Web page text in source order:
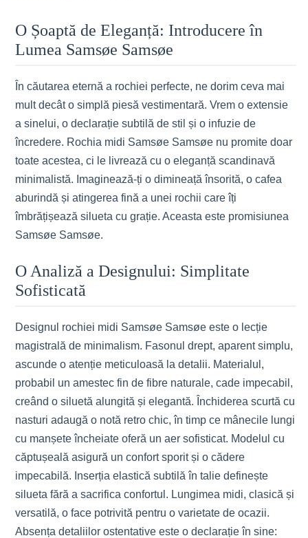
O Șoaptă de Eleganță: Introducere în
Lumea Samsøe Samsøe
În căutarea eternă a rochiei perfecte, ne dorim ceva mai
mult decât o simplă piesă vestimentară. Vrem o extensie
a sinelui, o declarație subtilă de stil și o infuzie de
încredere. Rochia midi Samsøe Samsøe nu promite doar
toate acestea, ci le livrează cu o eleganță scandinavă
minimalistă. Imaginează-ți o dimineață însorită, o cafea
aburindă și atingerea fină a unei rochii care îți
îmbrățișează silueta cu grație. Aceasta este promisiunea
Samsøe Samsøe.
O Analiză a Designului: Simplitate
Sofisticată
Designul rochiei midi Samsøe Samsøe este o lecție
magistrală de minimalism. Fasonul drept, aparent simplu,
ascunde o atenție meticuloasă la detalii. Materialul,
probabil un amestec fin de fibre naturale, cade impecabil,
creând o siluetă alungită și elegantă. Închiderea scurtă cu
nasturi adaugă o notă retro chic, în timp ce mânecile lungi
cu manșete încheiate oferă un aer sofisticat. Modelul cu
căptușeală asigură un confort sporit și o cădere
impecabilă. Inserția elastică subtilă în talie definește
silueta fără a sacrifica confortul. Lungimea midi, clasică și
versatilă, o face potrivită pentru o varietate de ocazii.
Absența detaliilor ostentative este o declarație în sine: